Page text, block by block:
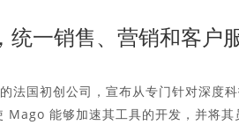
一销售、营销和客户
国初创公司，宣布从专门针对深度
能够加速其工具的开发，并将其